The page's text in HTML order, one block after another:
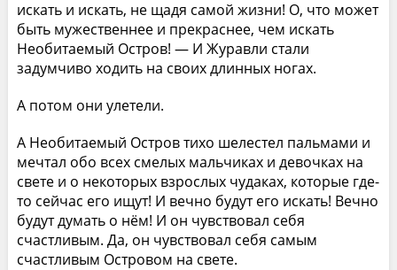
искать и искать, не щадя самой жизни! О, что может
быть мужественнее и прекраснее, чем искать
Необитаемый Остров! — И Журавли стали
задумчиво ходить на своих длинных ногах.
А потом они улетели.
А Необитаемый Остров тихо шелестел пальмами и
мечтал обо всех смелых мальчиках и девочках на
свете и о некоторых взрослых чудаках, которые где-
то сейчас его ищут! И вечно будут его искать! Вечно
будут думать о нём! И он чувствовал себя
счастливым. Да, он чувствовал себя самым
счастливым Островом на свете.